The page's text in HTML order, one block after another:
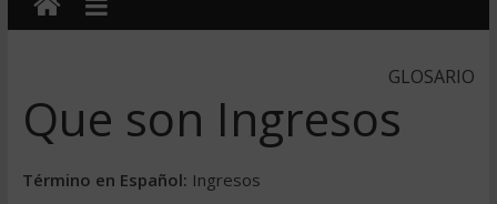
GLOSARIO
Que son Ingresos
Término en Español: Ingresos